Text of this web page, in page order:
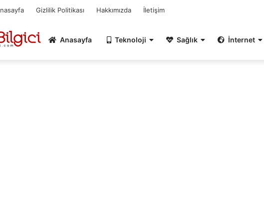
Gizlilik Politikası Hakkımızda İletişim
Anasayfa Teknoloji Sağlık İnternet